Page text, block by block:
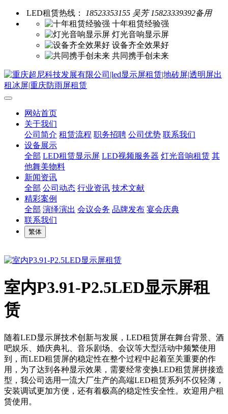
LED租赁热线：
18523353155 吴芳 15823339392备用
十年租赁经验强
灯光音响显示屏
设备齐全效果好
共同携手创未来
网站首页
关于我们
公司简介 租赁流程 职务招聘 公司优势 联系我们
设备展示
全部 LED租赁显示屏 LED视频服务器 灯光音响租赁 其
他舞美物料
新闻资讯
全部 公司动态 行业资讯 技术文献
精彩案例
全部 演绎演出 会议会务 品牌发布 宴会庆典
联系我们
繁体
室内P3.91-P2.5LED显示屏租
赁
随着LED显示屏技术创新与发展，LED租赁屏在舞台背景、酒
吧娱乐、婚庆典礼、音乐剧场、会议等大型活动中频繁使用
到，而LED租赁屏的稳定性在整个过程中起着至关重要的作
用，为了达到各种显示效果，需要经常变换LED租赁屏拼接造
型，我公司选用一流大厂生产的高端LED租赁系列不仅轻薄，
安装调试更加方便，还有着极高的稳定性安全性。欢迎用户租
赁使用。